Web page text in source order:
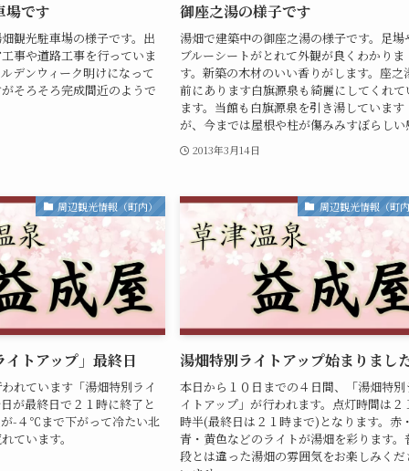
場です
観光駐車場の様子です。出
事や道路工事を行っていま
デンウィーク明けになって
そろそろ完成間近のようで
御座之湯の様子です
湯畑で建築中の御座之湯の様子です。足場
ブルーシートがとれて外観が良くわかりま
す。新築の木材のいい香りがします。座之
前にあります白旗源泉も綺麗にしてくれて
ます。当館も白旗源泉を引き湯しています
が、今までは屋根や柱が傷みみすぼらしい
2013年3月14日
周辺観光情報（町内）
トアップ」最終日
れています「湯畑特別ライ
が最終日で２１時に終了と
-４℃まで下がって冷たい北
ています。
周辺観光情報（町内
湯畑特別ライトアップ始まりまし
本日から１０日までの４日間、「湯畑特別
イトアップ」が行われます。点灯時間は２
時半(最終日は２１時まで)となります。赤・
青・黄色などのライトが湯畑を彩ります。
段とは違った湯畑の雰囲気をお楽しみくだ